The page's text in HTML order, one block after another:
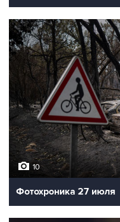
10
Фотохроника 27 июля